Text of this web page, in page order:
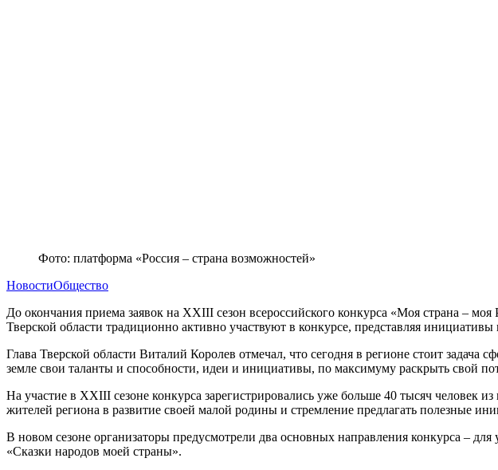
Фото: платформа «Россия – страна возможностей»
НовостиОбщество
До окончания приема заявок на XXIII сезон всероссийского конкурса «Моя страна –
Тверской области традиционно активно участвуют в конкурсе, представляя
Глава Тверской области Виталий Королев отмечал, что сегодня в регионе стоит задача
земле свои таланты и способности, идеи и инициативы, по максимуму раскрыть свой
На участие в XXIII сезоне конкурса зарегистрировались уже больше 40 тысяч человек
жителей региона в развитие своей малой родины и стремление предлагать полезные
В новом сезоне организаторы предусмотрели два основных направления конкурса –
«Сказки народов моей страны».